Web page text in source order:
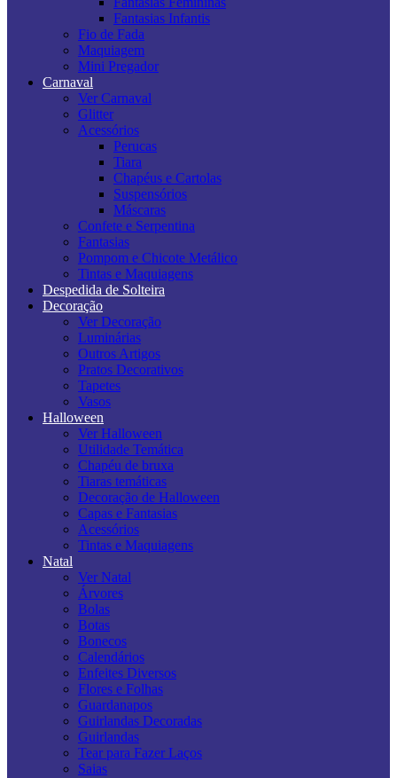
Fantasias Infantis
Fio de Fada
Maquiagem
Mini Pregador
Carnaval
Ver Carnaval
Glitter
Acessórios
Perucas
Tiara
Chapéus e Cartolas
Suspensórios
Máscaras
Confete e Serpentina
Fantasias
Pompom e Chicote Metálico
Tintas e Maquiagens
Despedida de Solteira
Decoração
Ver Decoração
Luminárias
Outros Artigos
Pratos Decorativos
Tapetes
Vasos
Halloween
Ver Halloween
Utilidade Temática
Chapéu de bruxa
Tiaras temáticas
Decoração de Halloween
Capas e Fantasias
Acessórios
Tintas e Maquiagens
Natal
Ver Natal
Árvores
Bolas
Botas
Bonecos
Calendários
Enfeites Diversos
Flores e Folhas
Guardanapos
Guirlandas Decoradas
Guirlandas
Tear para Fazer Laços
Saias